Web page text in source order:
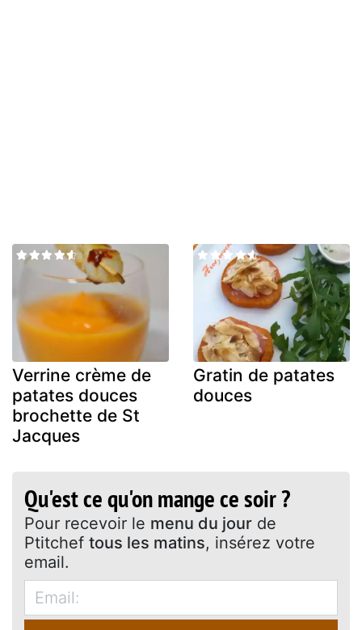
Verrine crème de
patates douces
brochette de St
Jacques
Gratin de patates
douces
Qu'est ce qu'on mange ce soir ?
Pour recevoir le menu du jour de
Ptitchef tous les matins, insérez votre
email.